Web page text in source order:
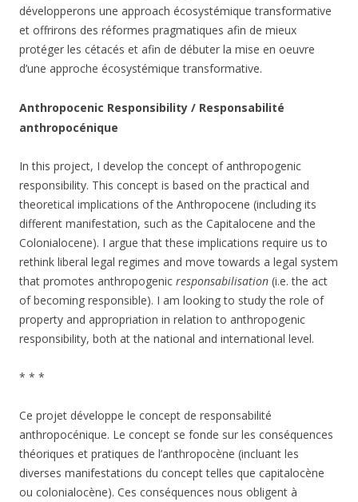
développerons une approach écosystémique transformative
et offrirons des réformes pragmatiques afin de mieux
protéger les cétacés et afin de débuter la mise en oeuvre
d’une approche écosystémique transformative.
Anthropocenic Responsibility / Responsabilité
anthropocénique
In this project, I develop the concept of anthropogenic
responsibility. This concept is based on the practical and
theoretical implications of the Anthropocene (including its
different manifestation, such as the Capitalocene and the
Colonialocene). I argue that these implications require us to
rethink liberal legal regimes and move towards a legal system
that promotes anthropogenic responsabilisation (i.e. the act
of becoming responsible). I am looking to study the role of
property and appropriation in relation to anthropogenic
responsibility, both at the national and international level.
* * *
Ce projet développe le concept de responsabilité
anthropocénique. Le concept se fonde sur les conséquences
théoriques et pratiques de l’anthropocène (incluant les
diverses manifestations du concept telles que capitalocène
ou colonialocène). Ces conséquences nous obligent à